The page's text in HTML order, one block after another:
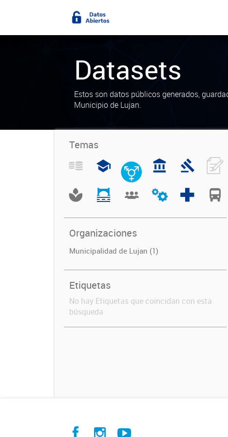
Datasets
Estos son datos públicos generados,
Municipio de Lujan.
Temas
Organizaciones
Municipalidad de Lujan (1)
Etiquetas
No hay Etiquetas que coincidan con esta
búsqueda